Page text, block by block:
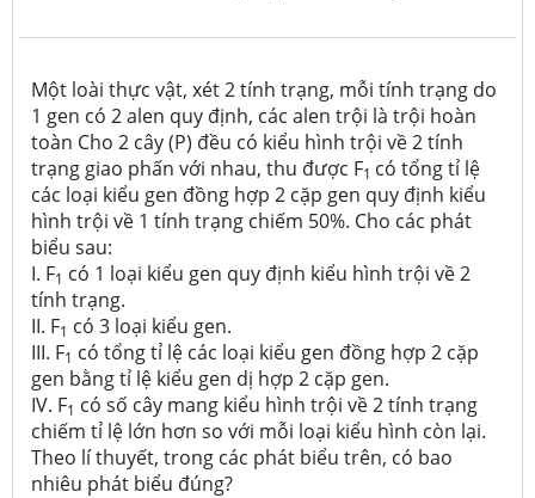
Một loài thực vật, xét 2 tính trạng, mỗi tính trạng do
1 gen có 2 alen quy định, các alen trội là trội hoàn
toàn Cho 2 cây (P) đều có kiểu hình trội về 2 tính
trạng giao phấn với nhau, thu được F1 có tổng tỉ lệ
các loại kiểu gen đồng hợp 2 cặp gen quy định kiểu
hình trội về 1 tính trạng chiếm 50%. Cho các phát
biểu sau:
I. F1 có 1 loại kiểu gen quy định kiểu hình trội về 2
tính trạng.
II. F1 có 3 loại kiểu gen.
III. F1 có tổng tỉ lệ các loại kiểu gen đồng hợp 2 cặp
gen bằng tỉ lệ kiểu gen dị hợp 2 cặp gen.
IV. F1 có số cây mang kiểu hình trội về 2 tính trạng
chiếm tỉ lệ lớn hơn so với mỗi loại kiểu hình còn lại.
Theo lí thuyết, trong các phát biểu trên, có bao
nhiêu phát biểu đúng?